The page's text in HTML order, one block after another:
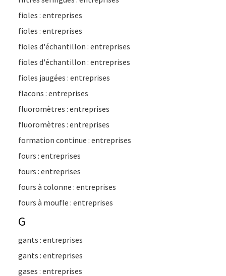
fioles : entreprises
fioles : entreprises
fioles d'échantillon : entreprises
fioles d'échantillon : entreprises
fioles jaugées : entreprises
flacons : entreprises
fluoromètres : entreprises
fluoromètres : entreprises
formation continue : entreprises
fours : entreprises
fours : entreprises
fours à colonne : entreprises
fours à moufle : entreprises
G
gants : entreprises
gants : entreprises
gases : entreprises